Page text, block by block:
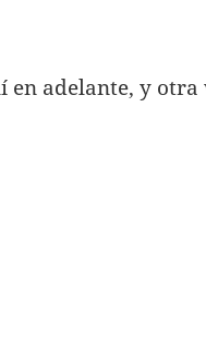
en adelante, y otra